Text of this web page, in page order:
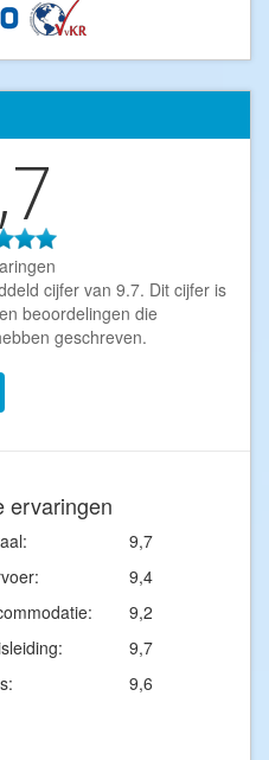
cijfer van 9.7. Dit cijfer is
beoordelingen die
geschreven.
ervaringen
9,7
9,4
9,2
9,7
9,6